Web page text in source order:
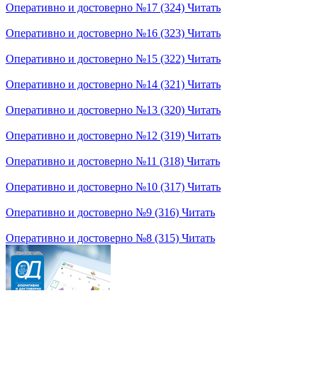
Оперативно и достоверно №17 (324) Читать
Оперативно и достоверно №16 (323) Читать
Оперативно и достоверно №15 (322) Читать
Оперативно и достоверно №14 (321) Читать
Оперативно и достоверно №13 (320) Читать
Оперативно и достоверно №12 (319) Читать
Оперативно и достоверно №11 (318) Читать
Оперативно и достоверно №10 (317) Читать
Оперативно и достоверно №9 (316) Читать
Оперативно и достоверно №8 (315) Читать